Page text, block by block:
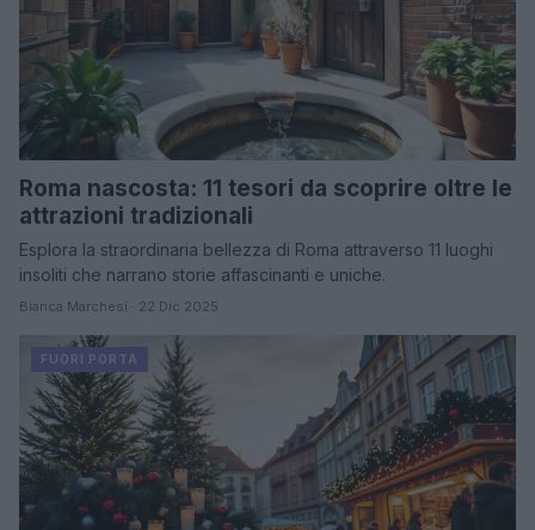
Roma nascosta: 11 tesori da scoprire oltre le
attrazioni tradizionali
Esplora la straordinaria bellezza di Roma attraverso 11 luoghi
insoliti che narrano storie affascinanti e uniche.
Bianca Marchesi · 22 Dic 2025
FUORI PORTA